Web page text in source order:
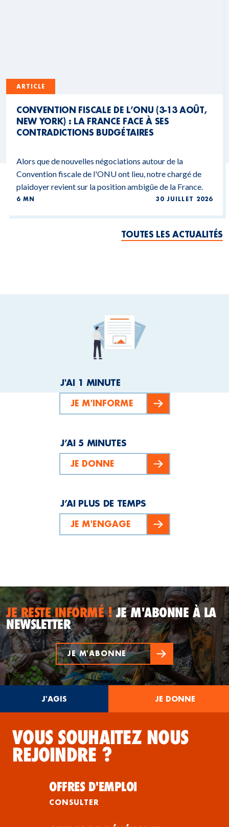
ARTICLE
CONVENTION FISCALE DE L’ONU (3-13 AOÛT,
NEW YORK) : LA FRANCE FACE À SES
CONTRADICTIONS BUDGÉTAIRES
Alors que de nouvelles négociations autour de la
Convention fiscale de l'ONU ont lieu, notre chargé de
plaidoyer revient sur la position ambigüe de la France.
6 MN 30 JUILLET 2026
TOUTES LES ACTUALITÉS
J'AI 1 MINUTE
JE M'INFORME
J’AI 5 MINUTES
JE DONNE
J’AI PLUS DE TEMPS
JE M'ENGAGE
JE RESTE INFORMÉ !JE M'ABONNE À LA
NEWSLETTER
JE M'ABONNE
J'AGIS JE DONNE
VOUS SOUHAITEZ NOUS
REJOINDRE ?
OFFRES D'EMPLOI
CONSULTER